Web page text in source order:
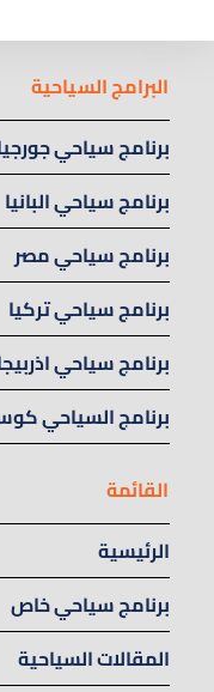
البرامج السياحية
برنامج سياحي
برنامج سياحي البانيا
برنامج سياحي مصر
برنامج سياحي تركيا
برنامج سياحي
برنامج السياحي
القائمة
الرئيسية
برنامج سياحي خاص
المقالات السياحية